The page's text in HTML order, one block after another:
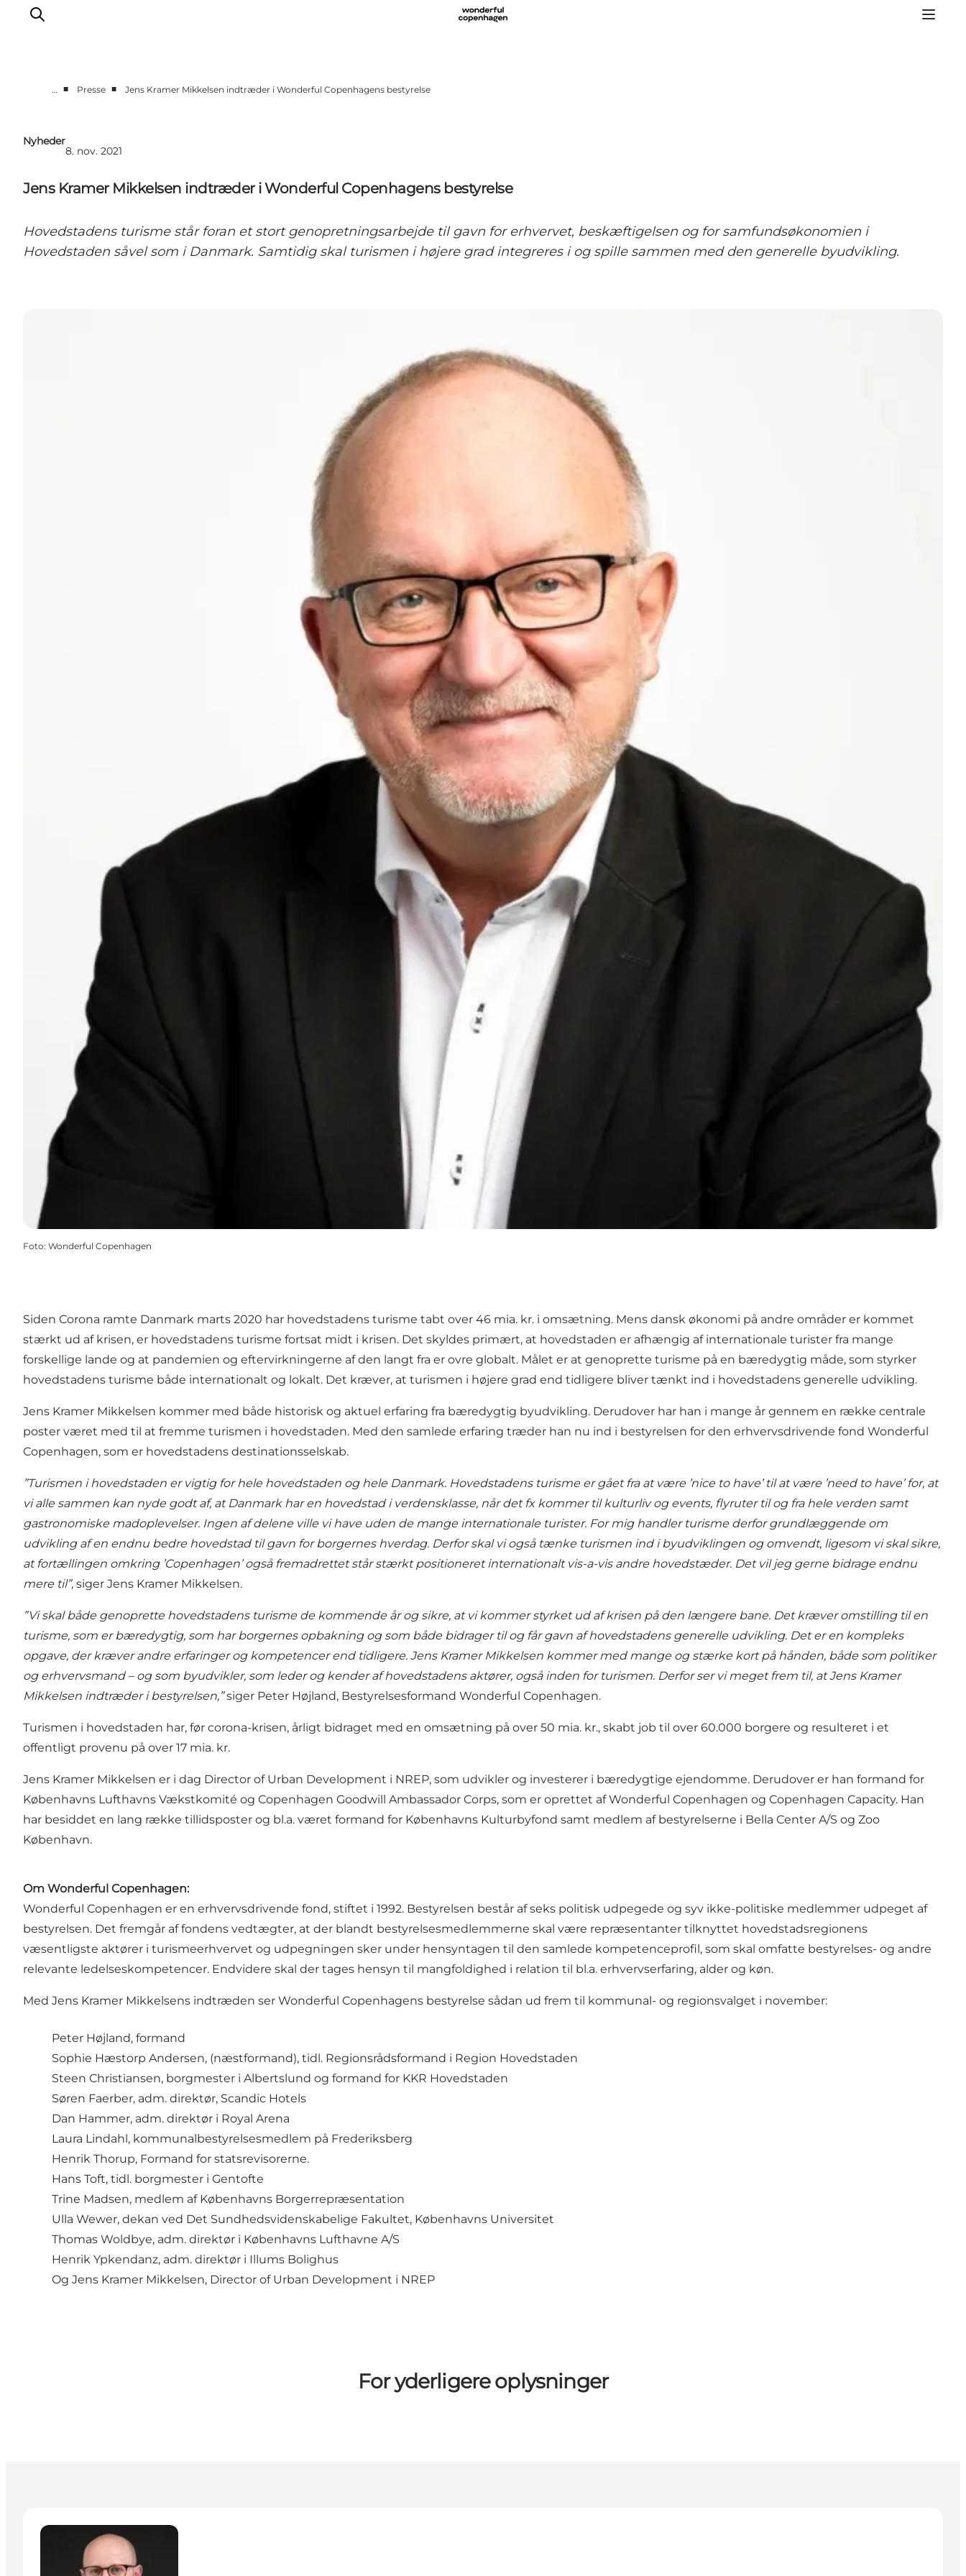
Samarbejd med os
Om Wonderful Copenhagen
… ■ Presse ■ Jens Kramer Mikkelsen indtræder i Wonderful Copenhagens bestyrelse
Nyheder
8. nov. 2021
Jens Kramer Mikkelsen indtræder i Wonderful Copenhagens bestyrelse
Hovedstadens turisme står foran et stort genopretningsarbejde til gavn for erhvervet, beskæftigelsen og for samfundsøkonomien i
Hovedstaden såvel som i Danmark. Samtidig skal turismen i højere grad integreres i og spille sammen med den generelle byudvikling.
Foto: Wonderful Copenhagen
Siden Corona ramte Danmark marts 2020 har hovedstadens turisme tabt over 46 mia. kr. i omsætning. Mens dansk økonomi på andre områder er kommet
stærkt ud af krisen, er hovedstadens turisme fortsat midt i krisen. Det skyldes primært, at hovedstaden er afhængig af internationale turister fra mange
forskellige lande og at pandemien og eftervirkningerne af den langt fra er ovre globalt. Målet er at genoprette turisme på en bæredygtig måde, som styrker
hovedstadens turisme både internationalt og lokalt. Det kræver, at turismen i højere grad end tidligere bliver tænkt ind i hovedstadens generelle udvikling.
Jens Kramer Mikkelsen kommer med både historisk og aktuel erfaring fra bæredygtig byudvikling. Derudover har han i mange år gennem en række centrale
poster været med til at fremme turismen i hovedstaden. Med den samlede erfaring træder han nu ind i bestyrelsen for den erhvervsdrivende fond Wonderful
Copenhagen, som er hovedstadens destinationsselskab.
”Turismen i hovedstaden er vigtig for hele hovedstaden og hele Danmark. Hovedstadens turisme er gået fra at være ’nice to have’ til at være ’need to have’ for, at
vi alle sammen kan nyde godt af, at Danmark har en hovedstad i verdensklasse, når det fx kommer til kulturliv og events, flyruter til og fra hele verden samt
gastronomiske madoplevelser. Ingen af delene ville vi have uden de mange internationale turister. For mig handler turisme derfor grundlæggende om
udvikling af en endnu bedre hovedstad til gavn for borgernes hverdag. Derfor skal vi også tænke turismen ind i byudviklingen og omvendt, ligesom vi skal sikre,
at fortællingen omkring ’Copenhagen’ også fremadrettet står stærkt positioneret internationalt vis-a-vis andre hovedstæder. Det vil jeg gerne bidrage endnu
mere til”, siger Jens Kramer Mikkelsen.
”Vi skal både genoprette hovedstadens turisme de kommende år og sikre, at vi kommer styrket ud af krisen på den længere bane. Det kræver omstilling til en
turisme, som er bæredygtig, som har borgernes opbakning og som både bidrager til og får gavn af hovedstadens generelle udvikling. Det er en kompleks
opgave, der kræver andre erfaringer og kompetencer end tidligere. Jens Kramer Mikkelsen kommer med mange og stærke kort på hånden, både som politiker
og erhvervsmand – og som byudvikler, som leder og kender af hovedstadens aktører, også inden for turismen. Derfor ser vi meget frem til, at Jens Kramer
Mikkelsen indtræder i bestyrelsen,”siger Peter Højland, Bestyrelsesformand Wonderful Copenhagen.
Turismen i hovedstaden har, før corona-krisen, årligt bidraget med en omsætning på over 50 mia. kr., skabt job til over 60.000 borgere og resulteret i et
offentligt provenu på over 17 mia. kr.
Jens Kramer Mikkelsen er i dag Director of Urban Development i NREP, som udvikler og investerer i bæredygtige ejendomme. Derudover er han formand for
Københavns Lufthavns Vækstkomité og Copenhagen Goodwill Ambassador Corps, som er oprettet af Wonderful Copenhagen og Copenhagen Capacity. Han
har besiddet en lang række tillidsposter og bl.a. været formand for Københavns Kulturbyfond samt medlem af bestyrelserne i Bella Center A/S og Zoo
København.
Om Wonderful Copenhagen:
Wonderful Copenhagen er en erhvervsdrivende fond, stiftet i 1992. Bestyrelsen består af seks politisk udpegede og syv ikke-politiske medlemmer udpeget af
bestyrelsen. Det fremgår af fondens vedtægter, at der blandt bestyrelsesmedlemmerne skal være repræsentanter tilknyttet hovedstadsregionens
væsentligste aktører i turismeerhvervet og udpegningen sker under hensyntagen til den samlede kompetenceprofil, som skal omfatte bestyrelses- og andre
relevante ledelseskompetencer. Endvidere skal der tages hensyn til mangfoldighed i relation til bl.a. erhvervserfaring, alder og køn.
Med Jens Kramer Mikkelsens indtræden ser Wonderful Copenhagens bestyrelse sådan ud frem til kommunal- og regionsvalget i november:
Peter Højland, formand
Sophie Hæstorp Andersen, (næstformand), tidl. Regionsrådsformand i Region Hovedstaden
Steen Christiansen, borgmester i Albertslund og formand for KKR Hovedstaden
Søren Faerber, adm. direktør, Scandic Hotels
Dan Hammer, adm. direktør i Royal Arena
Laura Lindahl, kommunalbestyrelsesmedlem på Frederiksberg
Henrik Thorup, Formand for statsrevisorerne.
Hans Toft, tidl. borgmester i Gentofte
Trine Madsen, medlem af Københavns Borgerrepræsentation
Ulla Wewer, dekan ved Det Sundhedsvidenskabelige Fakultet, Københavns Universitet
Thomas Woldbye, adm. direktør i Københavns Lufthavne A/S
Henrik Ypkendanz, adm. direktør i Illums Bolighus
Og Jens Kramer Mikkelsen, Director of Urban Development i NREP
For yderligere oplysninger